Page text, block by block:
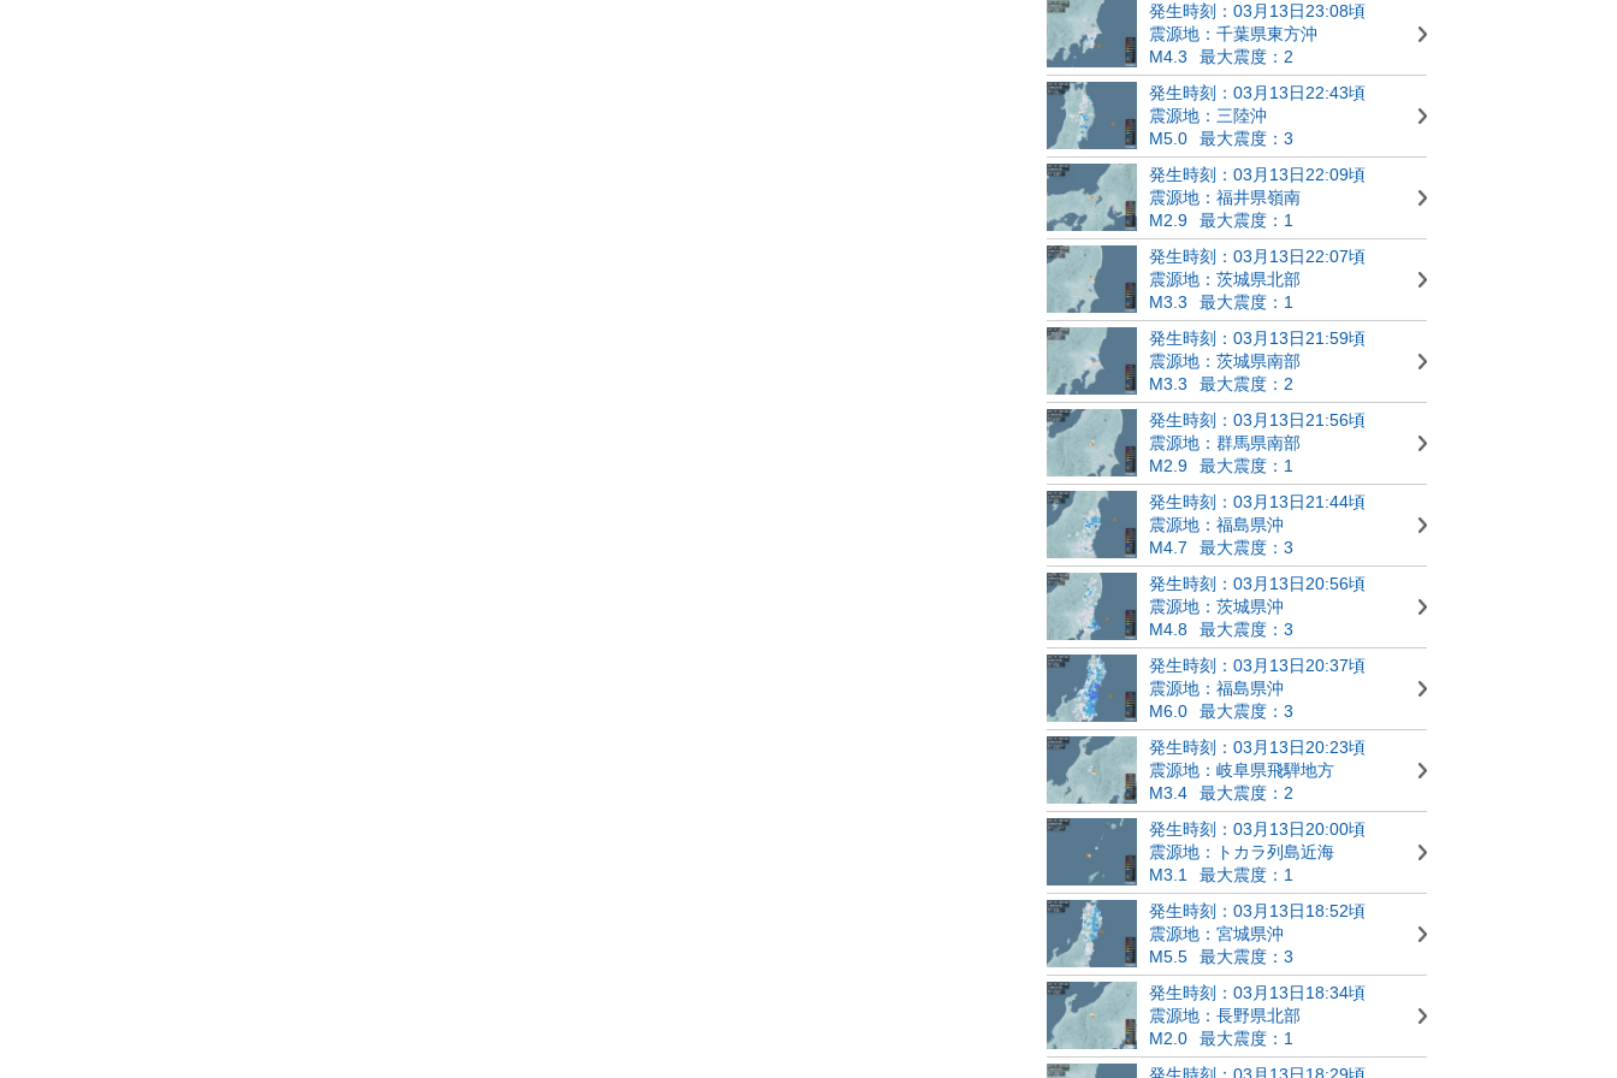
発生時刻：03月13日23:08頃
震源地：千葉県東方沖
M4.3
最大震度：2
発生時刻：03月13日22:43頃
震源地：三陸沖
M5.0
最大震度：3
発生時刻：03月13日22:09頃
震源地：福井県嶺南
M2.9
最大震度：1
発生時刻：03月13日22:07頃
震源地：茨城県北部
M3.3
最大震度：1
発生時刻：03月13日21:59頃
震源地：茨城県南部
M3.3
最大震度：2
発生時刻：03月13日21:56頃
震源地：群馬県南部
M2.9
最大震度：1
発生時刻：03月13日21:44頃
震源地：福島県沖
M4.7
最大震度：3
発生時刻：03月13日20:56頃
震源地：茨城県沖
M4.8
最大震度：3
発生時刻：03月13日20:37頃
震源地：福島県沖
M6.0
最大震度：3
発生時刻：03月13日20:23頃
震源地：岐阜県飛騨地方
M3.4
最大震度：2
発生時刻：03月13日20:00頃
震源地：トカラ列島近海
M3.1
最大震度：1
発生時刻：03月13日18:52頃
震源地：宮城県沖
M5.5
最大震度：3
発生時刻：03月13日18:34頃
震源地：長野県北部
M2.0
最大震度：1
発生時刻：03月13日18:29頃